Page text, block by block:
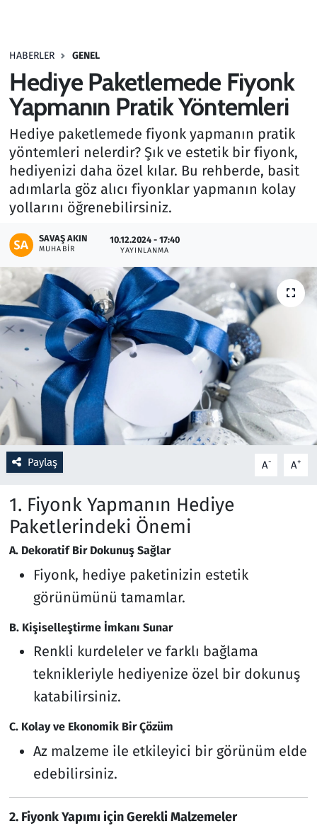
HABERLER GENEL
Hediye Paketlemede Fiyonk
Yapmanın Pratik Yöntemleri
Hediye paketlemede fiyonk yapmanın pratik
yöntemleri nelerdir? Şık ve estetik bir fiyonk,
hediyenizi daha özel kılar. Bu rehberde, basit
adımlarla göz alıcı fiyonklar yapmanın kolay
yollarını öğrenebilirsiniz.
SAVAŞ AKIN
MUHABIR
10.12.2024 - 17:40
YAYINLANMA
Paylaş A- A+
1. Fiyonk Yapmanın Hediye
Paketlerindeki Önemi
A. Dekoratif Bir Dokunuş Sağlar
Fiyonk, hediye paketinizin estetik
görünümünü tamamlar.
B. Kişiselleştirme İmkanı Sunar
Renkli kurdeleler ve farklı bağlama
teknikleriyle hediyenize özel bir dokunuş
katabilirsiniz.
C. Kolay ve Ekonomik Bir Çözüm
Az malzeme ile etkileyici bir görünüm elde
edebilirsiniz.
2. Fiyonk Yapımı için Gerekli Malzemeler
Haber
Kültür Sanat
Kurumsal Haberler
Lezzet Durağı
Memur ve Kamu
Otomobil
Oyun
Ramazan
Resmi İlanlar
Rüya Tabirleri
Sağlık
Savunma Sanayi
Seçim 2023
Spor
Teknoloji ve Bilim
Televizyon